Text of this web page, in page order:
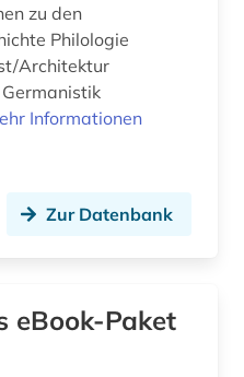
zu den
Architektur
Informationen
Zur Datenbank
eBook-Paket